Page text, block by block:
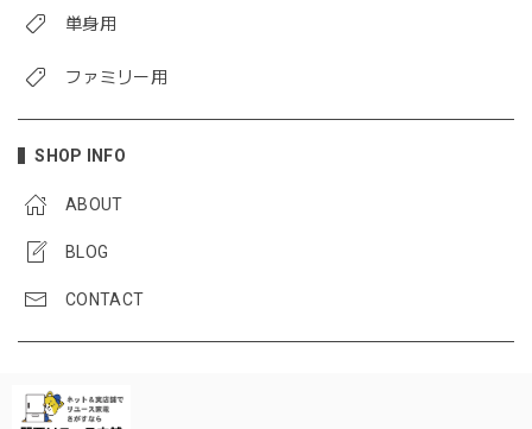
単身用
ファミリー用
SHOP INFO
ABOUT
BLOG
CONTACT